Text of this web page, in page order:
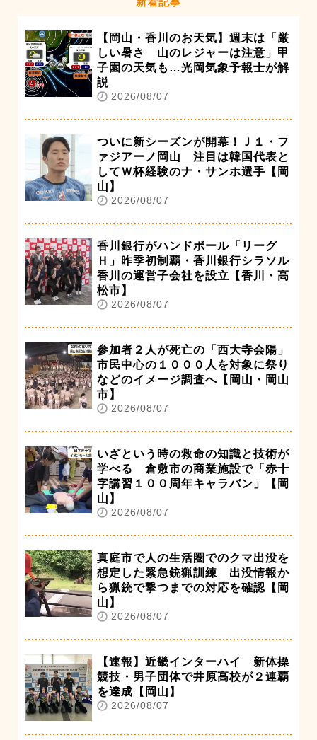
【岡山・香川のお天気】週末は「厳
しい暑さ 山のレジャーは注意」甲
子園の天気も…光岡気象予報士が解
説
2026/08/07
ついに新シーズンが開幕！Ｊ１・フ
ァジアーノ岡山 注目は韓国代表と
してＷ杯経験のナ・サンホ選手【岡
山】
2026/08/07
香川銀行がハンドボール「リーグ
Ｈ」昨季初制覇・香川銀行シラソル
香川の運営子会社を設立【香川・高
松市】
2026/08/07
参加者２人が死亡の「西大寺会陽」
市民中心の１０００人を対象に祭り
などのイメージ調査へ【岡山・岡山
市】
2026/08/07
いざという時の救命の知識と技術が
学べる 倉敷市の商業施設で「赤十
字講習１００周年キャラバン」【岡
山】
2026/08/07
真庭市で人の生活圏でのクマ出没を
想定した緊急銃猟訓練 出没情報か
ら猟銃で撃つまでの対応を確認【岡
山】
2026/08/07
【速報】近畿インターハイ 新体操
競技・男子団体で井原高校が２連覇
を達成【岡山】
2026/08/07